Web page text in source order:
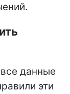
данные
эти